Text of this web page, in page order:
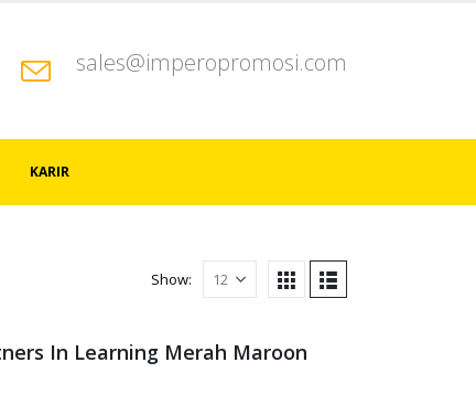
sales@imperopromosi.com
KARIR
Show:
In Learning Merah Maroon